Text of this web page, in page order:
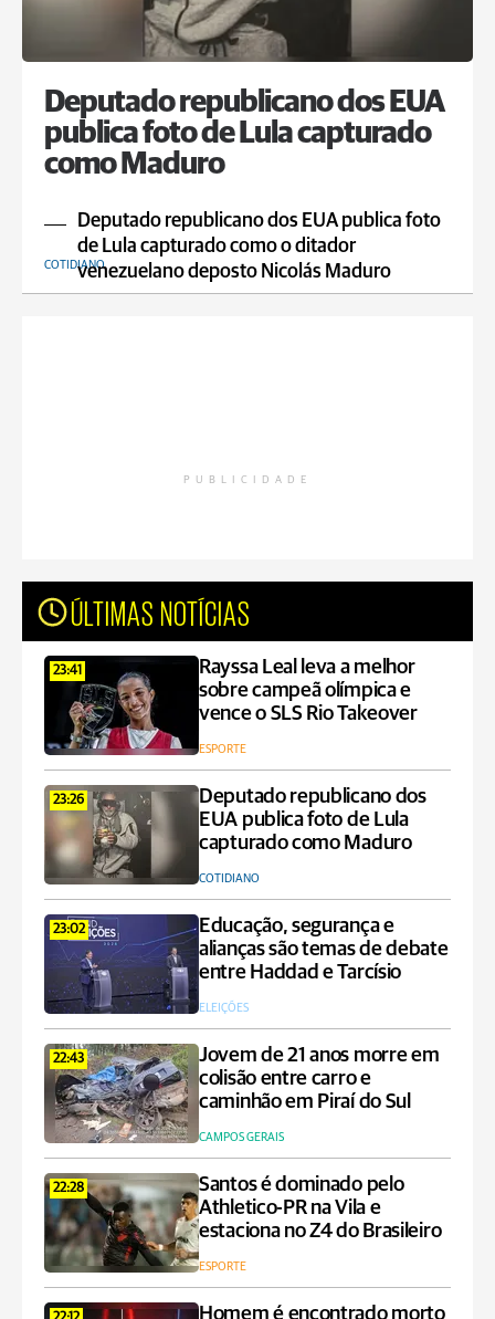
Deputado republicano dos EUA
publica foto de Lula capturado
como Maduro
Deputado republicano dos EUA publica foto
de Lula capturado como o ditador
venezuelano deposto Nicolás Maduro
COTIDIANO
PUBLICIDADE
ÚLTIMAS NOTÍCIAS
23:41
Rayssa Leal leva a melhor
sobre campeã olímpica e
vence o SLS Rio Takeover
ESPORTE
23:26
Deputado republicano dos
EUA publica foto de Lula
capturado como Maduro
COTIDIANO
23:02
Educação, segurança e
alianças são temas de debate
entre Haddad e Tarcísio
ELEIÇÕES
22:43
Jovem de 21 anos morre em
colisão entre carro e
caminhão em Piraí do Sul
CAMPOS GERAIS
22:28
Santos é dominado pelo
Athletico-PR na Vila e
estaciona no Z4 do Brasileiro
ESPORTE
Homem é encontrado morto